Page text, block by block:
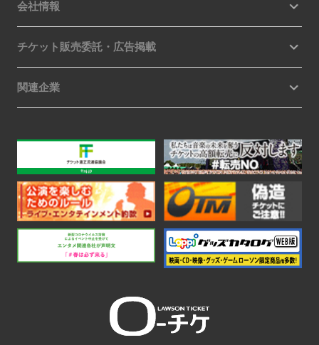
会社情報
チケット販売委託・広告掲載
関連企業